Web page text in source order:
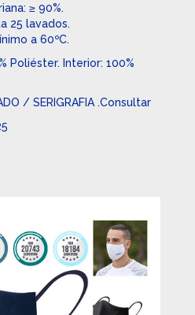
≥ 90%.
25 lavados.
a 60ºC.
Poliéster. Interior: 100%
/ SERIGRAFIA .Consultar